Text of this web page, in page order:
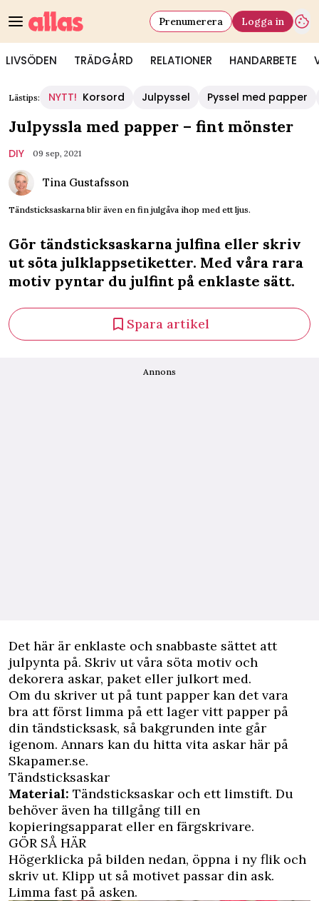
LIVSÖDEN TRÄDGÅRD RELATIONER HANDARBETE
Prenumerera Logga in
Lästips: NYTT! Korsord Julpyssel Pyssel med papper
Julpyssla med papper – fint mönster
DIY 09 sep, 2021
Tina Gustafsson
Tändsticksaskarna blir även en fin julgåva ihop med ett ljus.
Gör tändsticksaskarna julfina eller skriv
ut söta julklappsetiketter. Med våra rara
motiv pyntar du julfint på enklaste sätt.
Spara artikel
Annons
Det här är enklaste och snabbaste sättet att
julpynta på. Skriv ut våra söta motiv och
dekorera askar, paket eller julkort med.
Om du skriver ut på tunt papper kan det vara
bra att först limma på ett lager vitt papper på
din tändsticksask, så bakgrunden inte går
igenom. Annars kan du hitta vita askar här på
Skapamer.se.
Tändsticksaskar
Material: Tändsticksaskar och ett limstift. Du
behöver även ha tillgång till en
kopieringsapparat eller en färgskrivare.
GÖR SÅ HÄR
Högerklicka på bilden nedan, öppna i ny flik och
skriv ut. Klipp ut så motivet passar din ask.
Limma fast på asken.